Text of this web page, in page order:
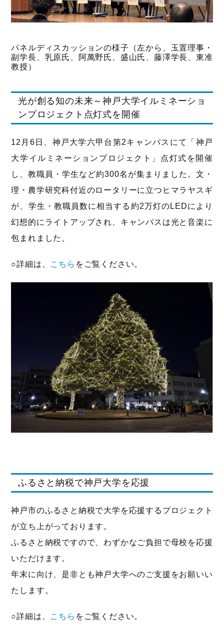
パネルディスカッションの様子（左から、玉置理事・
副学長、乳原氏、阿萬野氏、盛山氏、藤澤学長、東准
教授）
光が創る知の未来～神戸大学イルミネーショ
ンプロジェクト点灯式を開催
12月6日、神戸大学六甲台第2キャンパスにて「神戸
大学イルミネーションプロジェクト」点灯式を開催
し、教職員・学生など約300名が集まりました。文・
理・農学研究科付近のロータリーに立つヒマラヤスギ
が、学生・教職員数に相当する約2万灯のLEDにより
幻想的にライトアップされ、キャンパスは光と音楽に
包まれました。
○詳細は、 こちら をご覧ください。
ふるさと納税で神戸大学を応援
神戸市のふるさと納税で大学を応援するプロジェクト
が立ち上がっております。
ふるさと納税ですので、わずかなご負担で母校を応援
いただけます。
年末に向け、是非とも神戸大学へのご支援をお願いい
たします。
○詳細は、 こちら をご覧ください。